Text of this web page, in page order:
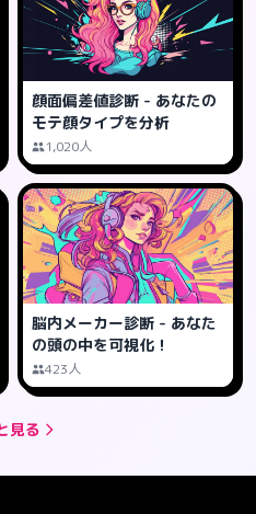
顔面偏差値診断 - あなたの
モテ顔タイプを分析
1,020人
脳内メーカー診断 - あなた
の頭の中を可視化！
423人
見る